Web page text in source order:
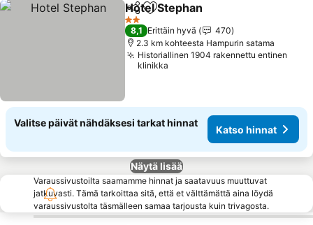
Jaa Lisää suosikkeihin
Hotel Stephan
2 Tähtiluokitus
8,1 Erittäin hyvä
470
2.3 km kohteesta Hampurin satama
Historiallinen 1904 rakennettu entinen
klinikka
Valitse päivät nähdäksesi tarkat hinnat
Katso hinnat
Näytä lisää
Varaussivustoilta saamamme hinnat ja saatavuus muuttuvat
jatkuvasti. Tämä tarkoittaa sitä, että et välttämättä aina löydä
varaussivustolta täsmälleen samaa tarjousta kuin trivagosta.